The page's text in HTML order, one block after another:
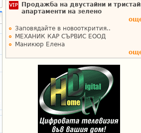
Продажба на двустайни и
апартаменти на зелено
Заповядайте в новооткрития..
МЕХАНИК КАР СЪРВИС ЕООД
Маникюр Елена